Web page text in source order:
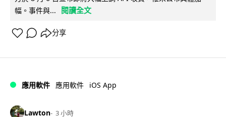
幅。事件與...
閱讀全文
分享
應用軟件 應用軟件 iOS App
Lawton 3 小時